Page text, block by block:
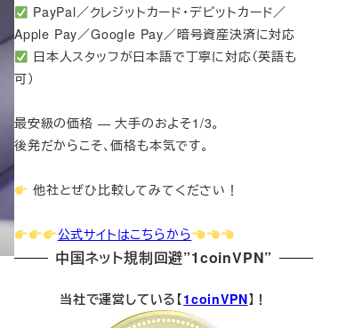
PayPal／クレジットカード・デビットカード／
Apple Pay／Google Pay／暗号資産決済に対応
日本人スタッフが日本語で丁寧に対応（英語も
可）
最安級の価格 — 大手のおよそ1/3。
後発だからこそ、価格も本気です。
他社とぜひ比較してみてください！
公式サイトはこちらから
中国ネット規制回避”1coinVPN”
当社で運営している【1coinVPN】！